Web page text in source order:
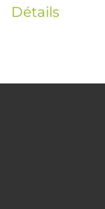
Détails